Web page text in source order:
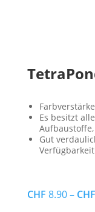
Es besitzt
Gut
CHF 8.90– CHF